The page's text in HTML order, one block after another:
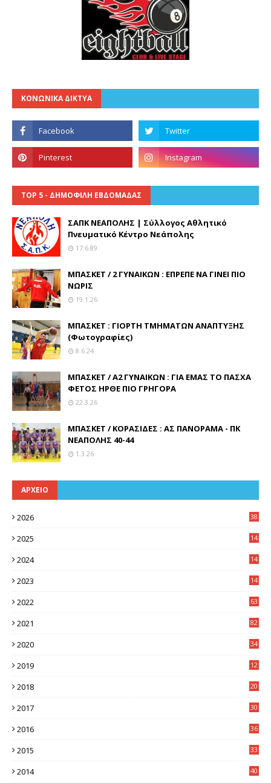
ΚΟΝΩΝΙΚΑ ΔΙΚΤΥΑ
TOP 5 - ΔΗΜΟΦΙΛΗ ΕΒΔΟΜΑΔΑΣ
ΣΑΠΚ ΝΕΑΠΟΛΗΣ | Σύλλογος Αθλητικό
Πνευματικό Κέντρο Νεάπολης
17.6.89
ΜΠΑΣΚΕΤ / 2 ΓΥΝΑΙΚΩΝ : ΕΠΡΕΠΕ ΝΑ ΓΙΝΕΙ ΠΙΟ
ΝΩΡΙΣ
19.1.26
ΜΠΑΣΚΕΤ : ΓΙΟΡΤΗ ΤΜΗΜΑΤΩΝ ΑΝΑΠΤΥΞΗΣ
(Φωτογραφίες)
8.6.24
ΜΠΑΣΚΕΤ / Α2 ΓΥΝΑΙΚΩΝ : ΓΙΑ ΕΜΑΣ ΤΟ ΠΑΣΧΑ
ΦΕΤΟΣ ΗΡΘΕ ΠΙΟ ΓΡΗΓΟΡΑ
22.3.26
ΜΠΑΣΚΕΤ / ΚΟΡΑΣΙΔΕΣ : ΑΣ ΠΑΝΟΡΑΜΑ - ΠΚ
ΝΕΑΠΟΛΗΣ 40-44
1.3.26
ΑΡΧΕΙΟ
2026 38
2025
14
2024
14
2023
14
2022 63
2021 82
2020 34
2019
12
2018
20
2017
30
2016
36
2015
33
2014
40